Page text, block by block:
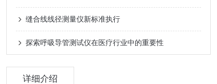
缝合线线径测量仪新标准执行
探索呼吸导管测试仪在医疗行业中的重要性
详细介绍